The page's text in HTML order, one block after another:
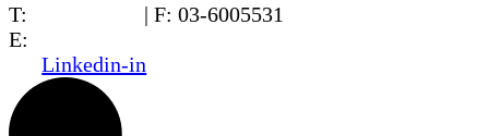
T:
| F: 03-6005531
E:
Linkedin-in